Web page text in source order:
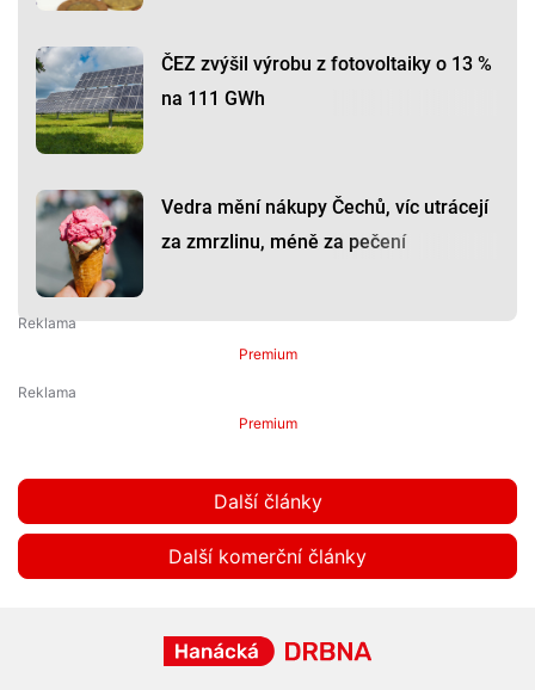
ČEZ zvýšil výrobu z fotovoltaiky o 13 %
na 111 GWh
Vedra mění nákupy Čechů, víc utrácejí
za zmrzlinu, méně za pečení
Premium
Premium
Další články
Další komerční články